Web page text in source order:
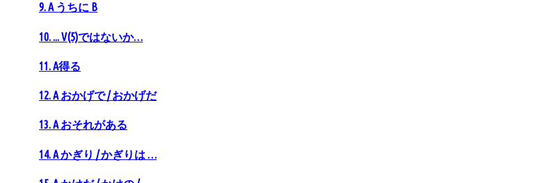
9. A うちに B
10. ... V(5)ではないか…
11. A得る
12. A おかげで / おかげだ
13. A おそれがある
14. A かぎり / かぎりは …